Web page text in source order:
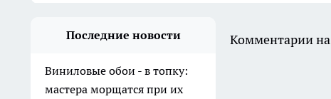
Последние новости
Виниловые обои - в топку:
мастера морщатся при их
Комментарии